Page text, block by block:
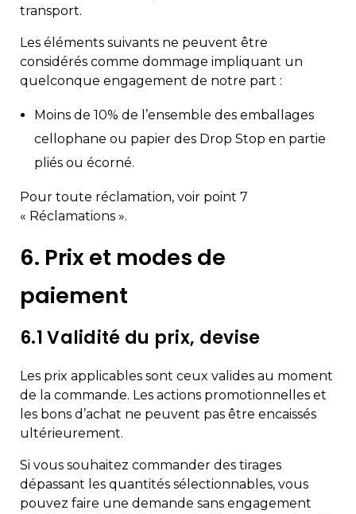
transport.
Les éléments suivants ne peuvent être
considérés comme dommage impliquant un
quelconque engagement de notre part :
Moins de 10% de l’ensemble des emballages
cellophane ou papier des Drop Stop en partie
pliés ou écorné.
Pour toute réclamation, voir point 7
« Réclamations ».
6. Prix et modes de
paiement
6.1 Validité du prix, devise
Les prix applicables sont ceux valides au moment
de la commande. Les actions promotionnelles et
les bons d’achat ne peuvent pas être encaissés
ultérieurement.
Si vous souhaitez commander des tirages
dépassant les quantités sélectionnables, vous
pouvez faire une demande sans engagement